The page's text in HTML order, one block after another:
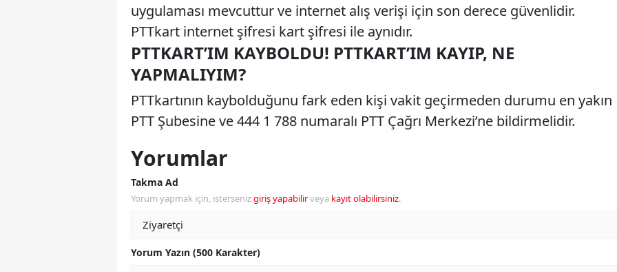
uygulaması mevcuttur ve internet alış verişi için son derece güvenlidir.
PTTkart internet şifresi kart şifresi ile aynıdır.
PTTKART’IM KAYBOLDU! PTTKART’IM KAYIP, NE
YAPMALIYIM?
PTTkartının kaybolduğunu fark eden kişi vakit geçirmeden durumu en yakın
PTT Şubesine ve 444 1 788 numaralı PTT Çağrı Merkezi’ne bildirmelidir.
Yorumlar
Takma Ad
Yorum yapmak için, istersenizgiriş yapabilirveya kayıt olabilirsiniz.
Yorum Yazın (500 Karakter)